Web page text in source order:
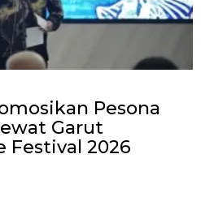
Pesona
Garut
Festival 2026